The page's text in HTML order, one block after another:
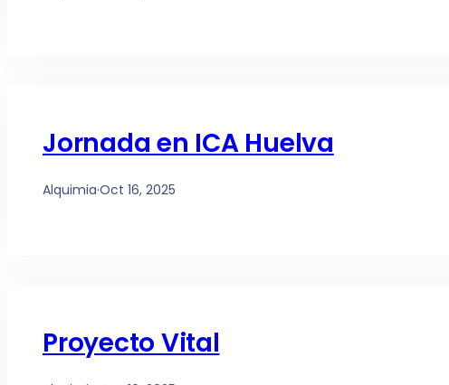
Jornada en ICA Huelva
Alquimia·Oct 16, 2025
Proyecto Vital